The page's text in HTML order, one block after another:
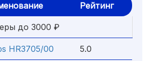
Рейтинг
до 3000 ₽
HR3705/00 5.0